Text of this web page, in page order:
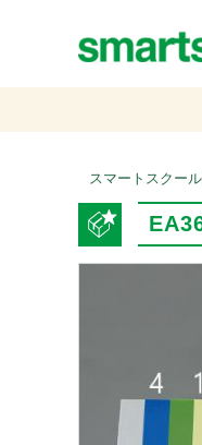
スマートスクー